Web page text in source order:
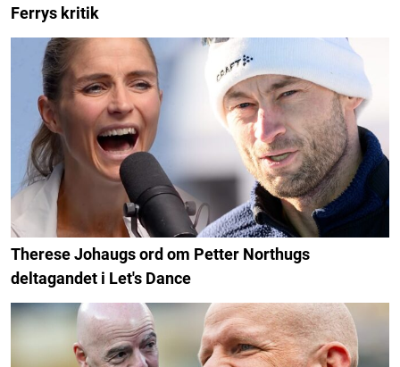
Ferrys kritik
Therese Johaugs ord om Petter Northugs
deltagandet i Let's Dance